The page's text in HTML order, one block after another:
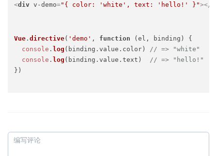
<div v-demo="{ color: 'white', text: 'hello!' }"></
Vue . directive( 'demo' , function ( el, binding ) {
console . log (binding. value . color )
// => "white"
console . log (binding. value . text )
// => "hello!"
})